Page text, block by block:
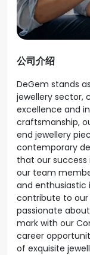
公司介绍
DeGem stands
jewellery
excellence and
craftsmanship,
end jewellery
contemporary
that our success
our team
and enthusiastic
contribute to our
passionate
mark with our
career
of exquisite